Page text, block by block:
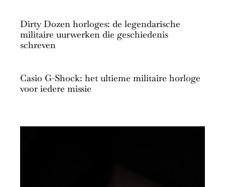
Dirty Dozen horloges: de legendarische
militaire uurwerken die geschiedenis
schreven
Casio G-Shock: het ultieme militaire horloge
voor iedere missie